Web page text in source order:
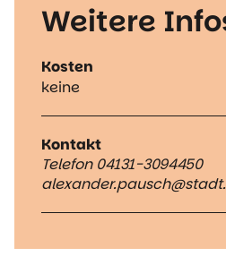
Weitere
Kosten
keine
Kontakt
Telefon 04131-3094450